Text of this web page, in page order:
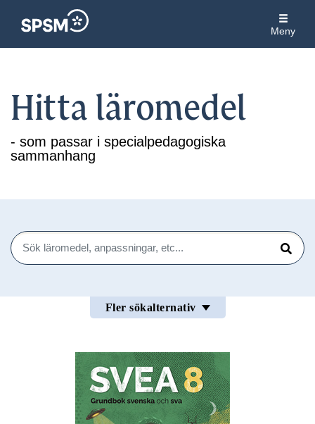
Meny
Hitta läromedel
- som passar i specialpedagogiska
sammanhang
Sök
Sök
Fler sökalternativ